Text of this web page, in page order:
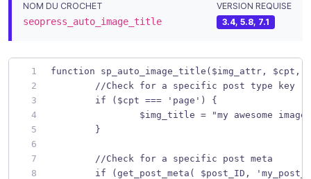
NOM DU CROCHET
seopress_auto_image_title
VERSION REQUISE
3.4, 5.8, 7.1
function sp_auto_image_title($img_attr, $cpt,
	//Check for a specific post type key
	if ($cpt === 'page') {
$img_title = "my awesome image
	}
	//Check for a specific post meta
if (get_post_meta( $post_ID,